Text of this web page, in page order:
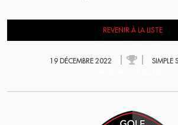
REVENIR À LA LISTE
19 DÉCEMBRE 2022 SIMPLE